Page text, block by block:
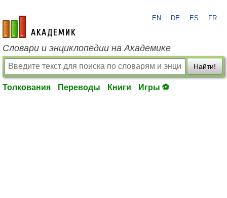
academic.ru
EN DE ES FR
Словари и энциклопедии на Академике
Найти!
Толкования Переводы Книги Игры ⚽